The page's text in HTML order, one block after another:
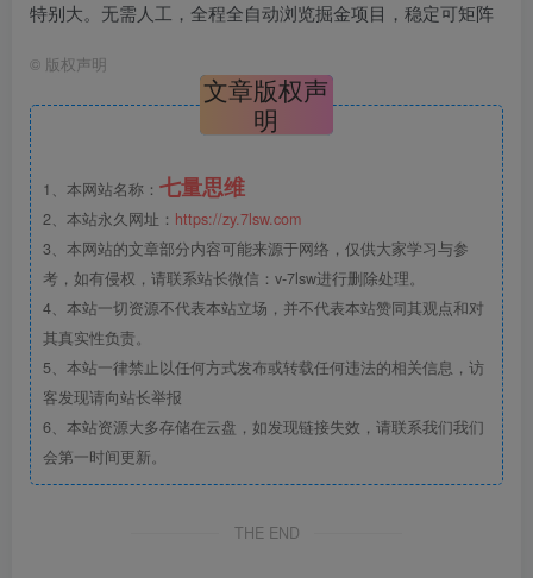
特别大。无需人工，全程全自动浏览掘金项目，稳定可矩阵
© 版权声明
文章版权声
明
1、本网站名称： 七量思维
2、本站永久网址： https://zy.7lsw.com
3、本网站的文章部分内容可能来源于网络，仅供大家学习与参
考，如有侵权，请联系站长微信：v-7lsw进行删除处理。
4、本站一切资源不代表本站立场，并不代表本站赞同其观点和对
其真实性负责。
5、本站一律禁止以任何方式发布或转载任何违法的相关信息，访
客发现请向站长举报
6、本站资源大多存储在云盘，如发现链接失效，请联系我们我们
会第一时间更新。
THE END